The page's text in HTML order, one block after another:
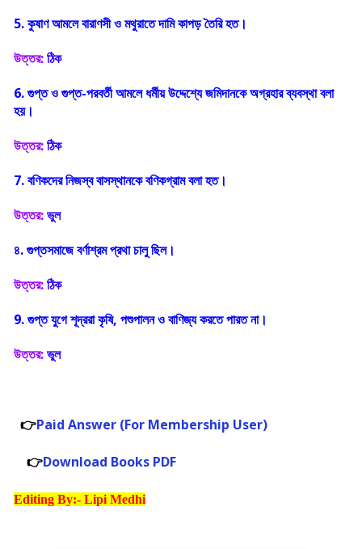
5. কুষাণ আমলে বারাণসী ও মথুরাতে দামি কাপড় তৈরি হত।
উত্তর:ঠিক
6. গুপ্ত ও গুপ্ত-পরবর্তী আমলে ধর্মীয় উদ্দেশ্যে জমিদানকে অগ্রহার ব্যবস্থা বলা
হয়।
উত্তর:ঠিক
7. বণিকদের নিজস্ব বাসস্থানকে বণিকগ্রাম বলা হত।
উত্তর:ভুল
৪. গুপ্তসমাজে বর্ণাশ্রম প্রথা চালু ছিল।
উত্তর:ঠিক
9. গুপ্ত যুগে শূদ্ররা কৃষি, পশুপালন ও বাণিজ্য করতে পারত না।
উত্তর:ভুল
👉Paid Answer (For Membership User)
👉Download Books PDF
Editing By:- Lipi Medhi